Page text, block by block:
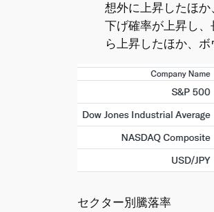
想外に上昇したほ
下げ確率が上昇し
ら上昇したほか、
セクター別騰落率